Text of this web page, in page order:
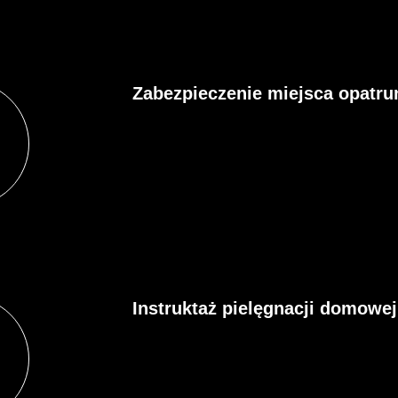
Zabezpieczenie miejsca
Instruktaż pielęgnacji domowej